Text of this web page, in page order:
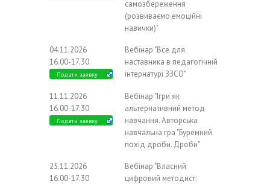
самозбереження
(розвиваємо емоційні
навички)"
04.11.2026
16.00-17.30
Подати заявку
Вебінар "Все для
наставника в педагогічній
інтернатурі ЗЗСО"
11.11.2026
16.00-17.30
Подати заявку
Вебінар "Ігри як
альтернативний метод
навчання. Авторська
навчальна гра "Буремний
похід дроби. Дроби"
25.11.2026
16.00-17.30
Вебінар "Власний
цифровий методист: